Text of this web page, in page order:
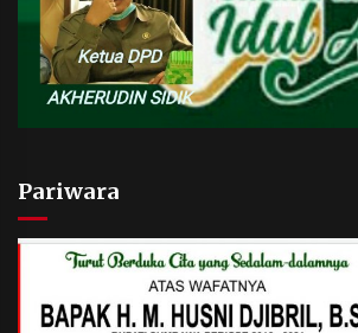
Pariwara